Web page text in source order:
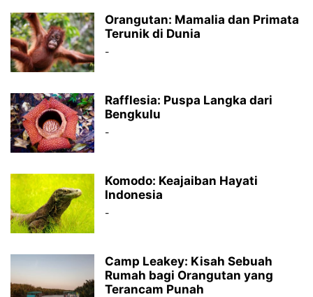
Orangutan: Mamalia dan Primata
Terunik di Dunia
-
Rafflesia: Puspa Langka dari
Bengkulu
-
Komodo: Keajaiban Hayati
Indonesia
-
Camp Leakey: Kisah Sebuah
Rumah bagi Orangutan yang
Terancam Punah